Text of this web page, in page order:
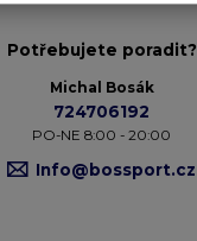
Potřebujete poradit?
Michal Bosák
724706192
PO-NE 8:00 - 20:00
Info@bossport.cz